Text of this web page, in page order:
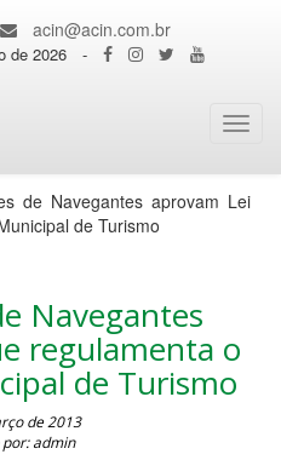
acin@acin.com.br
de 2026 -
de Navegantes aprovam Lei
de Turismo
Navegantes
regulamenta o
de Turismo
de 2013
por: admin